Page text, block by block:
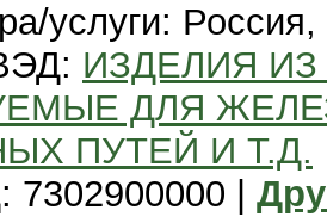
услуги: Россия,
ИЗДЕЛИЯ
ДЛЯ
ПУТЕЙ И Т.Д.
|